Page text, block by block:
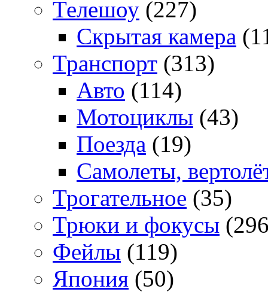
Телешоу (227)
Скрытая камера
Транспорт (313)
Авто (114)
Мотоциклы (43)
Поезда (19)
Самолеты,
Трогательное (35)
Трюки и фокусы
Фейлы (119)
Япония (50)